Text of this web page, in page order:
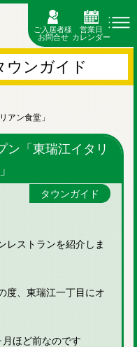
ご入居者様
お問合せ
営業日
カレンダー
ウンガイド
アン食堂」
「東瑞江イタリ
タウンガイド
レストランを紹介しま
度、東瑞江一丁目にオ
ほど前なのです